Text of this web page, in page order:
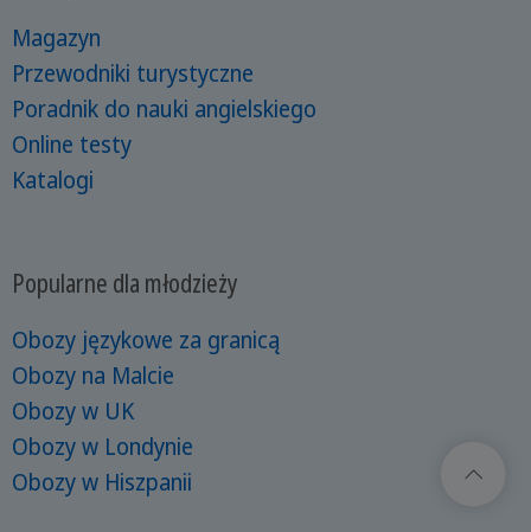
Magazyn
Przewodniki turystyczne
Poradnik do nauki angielskiego
Online testy
Katalogi
Popularne dla młodzieży
Obozy językowe za granicą
Obozy na Malcie
Obozy w UK
Obozy w Londynie
Obozy w Hiszpanii